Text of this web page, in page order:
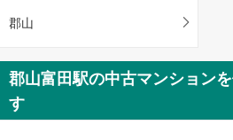
ー
に
保
存
郡山
郡山富田駅の中古マンション
す